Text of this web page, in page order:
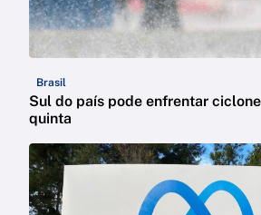
Brasil
Sul do país pode enfrentar
quinta